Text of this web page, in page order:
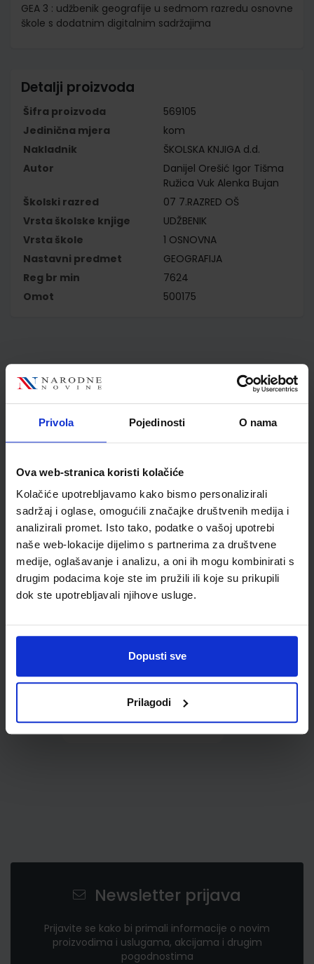
Privola Pojedinosti O nama
Ova web-stranica koristi kolačiće
Kolačiće upotrebljavamo kako bismo personalizirali
sadržaj i oglase, omogućili značajke društvenih medija i
analizirali promet. Isto tako, podatke o vašoj upotrebi
naše web-lokacije dijelimo s partnerima za društvene
medije, oglašavanje i analizu, a oni ih mogu kombinirati s
drugim podacima koje ste im pružili ili koje su prikupili
dok ste upotrebljavali njihove usluge.
Dopusti sve
Prilagodi
GEA 3 : udžbenik geografije u sedmom razredu osnovne
škole s dodatnim digitalnim sadržajima
Detalji proizvoda
Šifra proizvoda
569105
Jedinična mjera
kom
Nakladnik
ŠKOLSKA KNJIGA d.d.
Autor
Danijel Orešić Igor Tišma
Ružica Vuk Alenka Bujan
Školski razred
07 7.RAZRED OŠ
Vrsta školske knjige
UDŽBENIK
Vrsta škole
1 OSNOVNA
Nastavni predmet
GEOGRAFIJA
Reg br min
7624
Omot
500175
Kupci najčešće biraju..
udžbenike; dimenzije
415x267; tip 175
0,85 €
Newsletter prijava
Prijavite se kako bi primali informacije o novim
proizvodima i uslugama, akcijama i drugim
pogodnostima